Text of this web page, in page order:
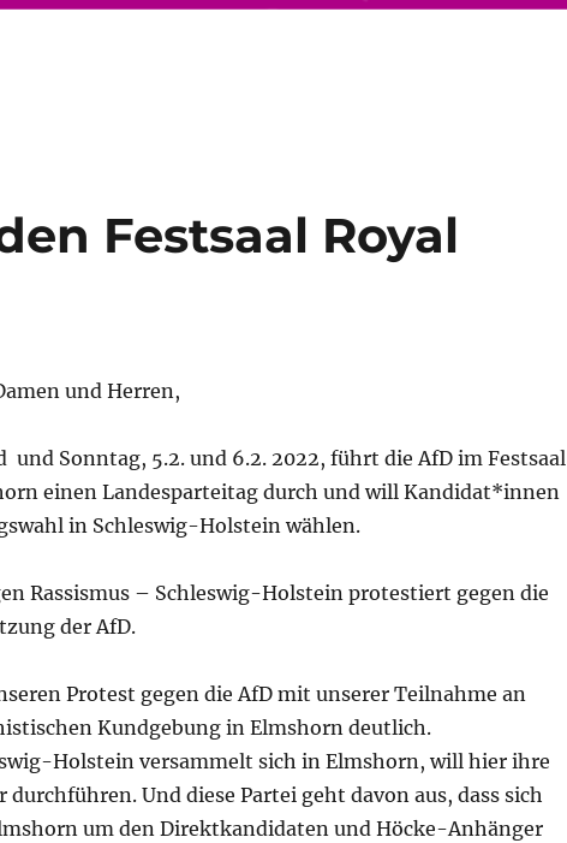
Festsaal Royal
und Herren,
und Sonntag, 5.2. und 6.2. 2022, führt die AfD im Festsaal
einen Landesparteitag durch und will Kandidat*innen
in Schleswig-Holstein wählen.
Rassismus – Schleswig-Holstein protestiert gegen die
der AfD.
Protest gegen die AfD mit unserer Teilnahme an
Kundgebung in Elmshorn deutlich.
Holstein versammelt sich in Elmshorn, will hier ihre
Und diese Partei geht davon aus, dass sich
um den Direktkandidaten und Höcke-Anhänger